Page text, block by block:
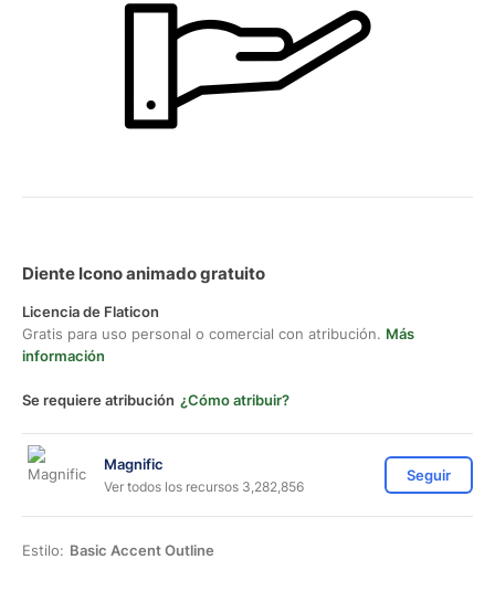
Diente Icono animado gratuito
Licencia de Flaticon
Gratis para uso personal o comercial con atribución. Más
información
Se requiere atribución ¿Cómo atribuir?
Magnific
Ver todos los recursos 3,282,856
Seguir
Estilo: Basic Accent Outline